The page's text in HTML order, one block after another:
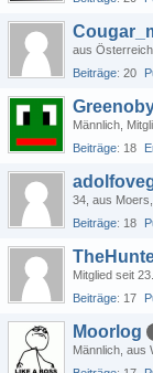
aus
Beiträge 20
Männlich
Beiträge 18
34 aus
Beiträge 18
Mitglied seit
Beiträge 17
Moorlog
Männlich aus